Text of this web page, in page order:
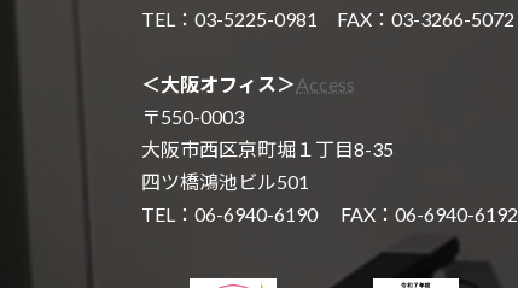
TEL：03-5225-0981 FAX：03-3266-5072
＜大阪オフィス＞Access
〒550-0003
大阪市西区京町堀１丁目8-35
四ツ橋鴻池ビル501
TEL：06-6940-6190 FAX：06-6940-6192